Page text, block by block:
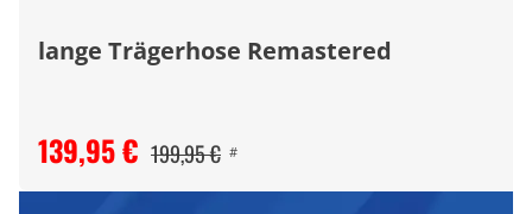
lange Trägerhose Remastered
139,95 € 199,95 € #